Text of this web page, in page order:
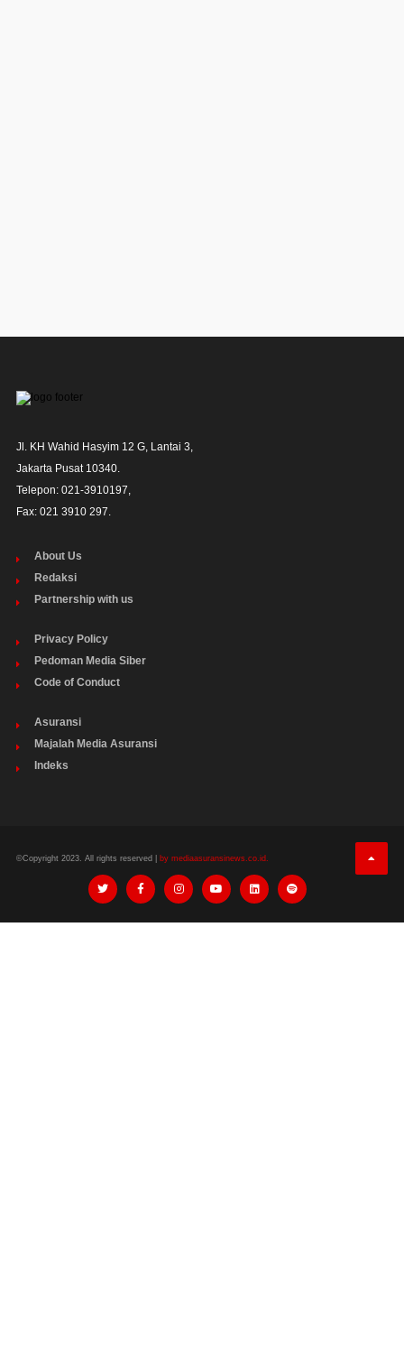
Jl. KH Wahid Hasyim 12 G, Lantai 3,
Jakarta Pusat 10340.
Telepon: 021-3910197,
Fax: 021 3910 297.
About Us
Redaksi
Partnership with us
Privacy Policy
Pedoman Media Siber
Code of Conduct
Asuransi
Majalah Media Asuransi
Indeks
©Copyright 2023. All rights reserved | by mediaasuransinews.co.id.